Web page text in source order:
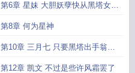
第6章 星妹 大胆妖孽快从黑塔女士
身上下来
第8章 何为星神
第10章 三月七 只要黑塔出手翁法
罗斯就会好起来
第12章 凯文 不过是些许风霜罢了